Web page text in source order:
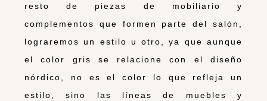
resto de piezas de mobiliario y
complementos que formen parte del salón,
lograremos un estilo u otro, ya que aunque
el color gris se relacione con el diseño
nórdico, no es el color lo que refleja un
estilo, sino las líneas de muebles y